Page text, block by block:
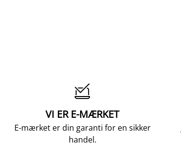

VI ER E-MÆRKET
E-mærket er din garanti for en sikker
handel.